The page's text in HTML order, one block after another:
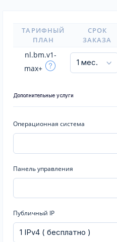
ТАРИФНЫЙ
ПЛАН
СРОК
ЗАКАЗА
nl.bm.v1-
max+
Дополнительные услуги
Операционная система
Панель управления
Публичный IP